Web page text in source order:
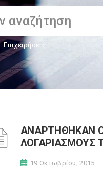
Επιχειρήσεις
ΑΝΑΡΤΗΘΗΚΑΝ
ΛΟΓΑΡΙΑΣΜΟΥΣ
19 Οκτωβρίου, 2015